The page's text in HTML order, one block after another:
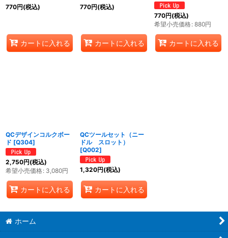
770円(税込)
カートに入れる
770円(税込)
カートに入れる
770円(税込)
希望小売価格: 880円
カートに入れる
QCデザインコルクボー
ド [Q304]
2,750円(税込)
希望小売価格: 3,080円
カートに入れる
QCツールセット（ニー
ドル スロット）
[Q002]
1,320円(税込)
カートに入れる
ホーム